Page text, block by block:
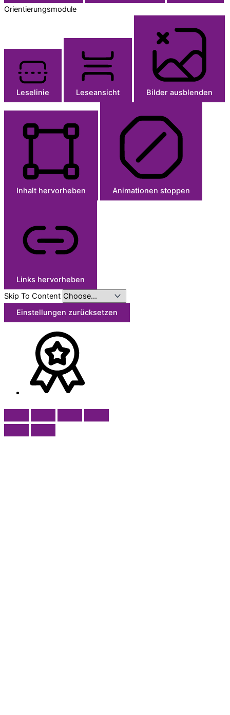
Orientierungsmodule
Leselinie Leseansicht Bilder ausblenden
Inhalt hervorheben Animationen stoppen
Links hervorheben
Skip To Content
Einstellungen zurücksetzen